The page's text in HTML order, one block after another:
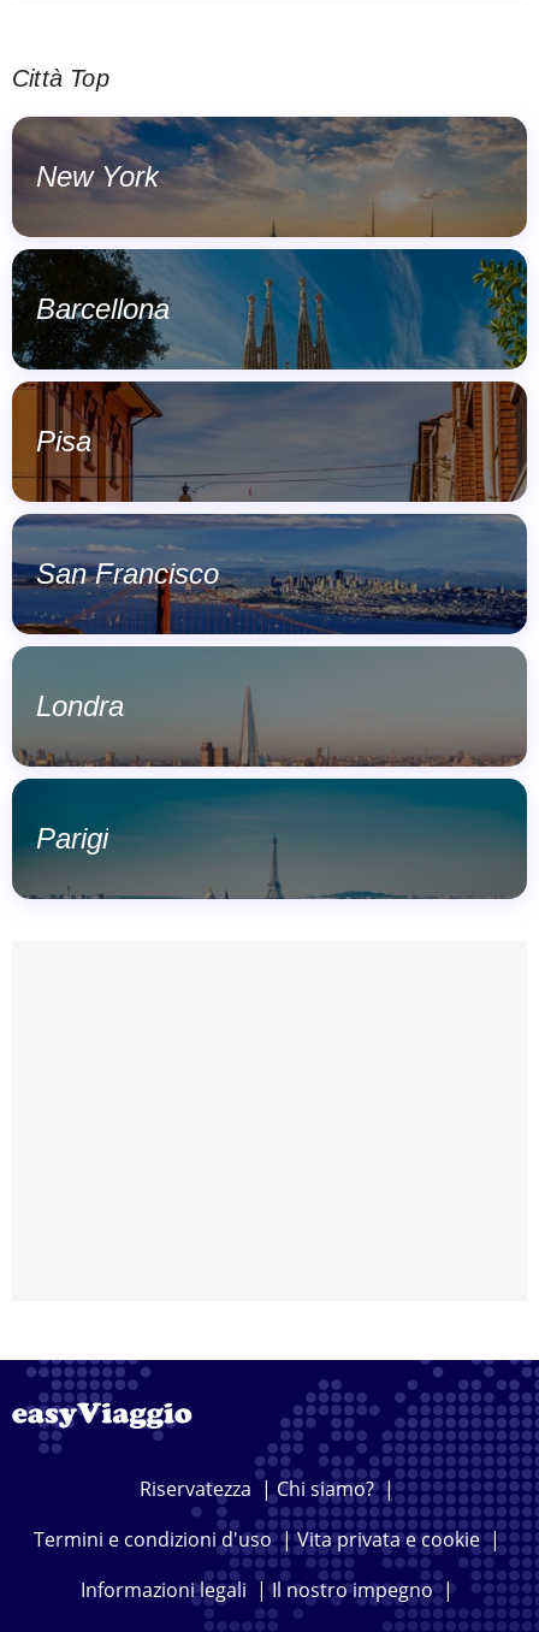
Città Top
New York
Barcellona
Pisa
San Francisco
Londra
Parigi
Riservatezza |Chi siamo?|
Termini e condizioni d'uso|Vita privata e cookie|
Informazioni legali |Il nostro impegno|